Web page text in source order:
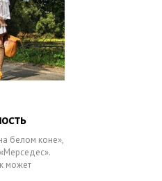
белом коне»,
может